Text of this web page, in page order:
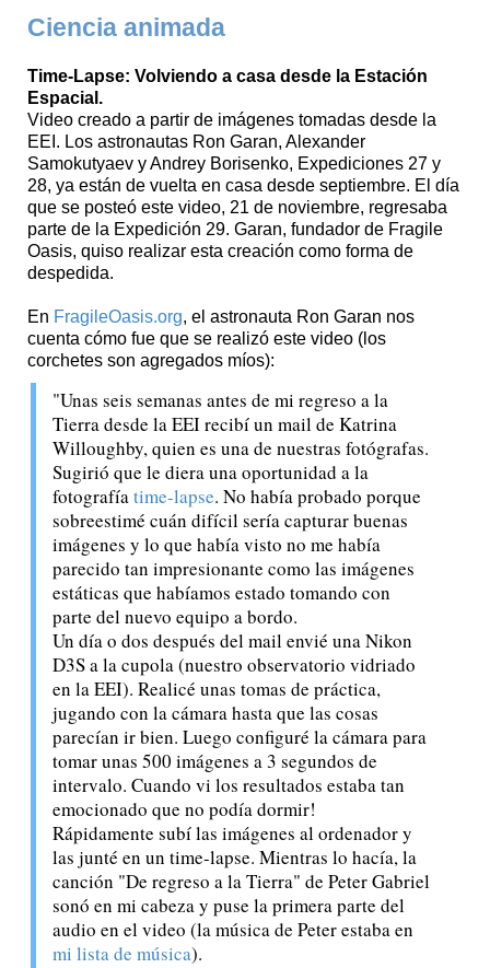
Ciencia animada
Time-Lapse: Volviendo a casa desde la Estación
Espacial.
Video creado a partir de imágenes tomadas desde la
EEI. Los astronautas Ron Garan, Alexander
Samokutyaev y Andrey Borisenko, Expediciones 27 y
28, ya están de vuelta en casa desde septiembre. El día
que se posteó este video, 21 de noviembre, regresaba
parte de la Expedición 29. Garan, fundador de Fragile
Oasis, quiso realizar esta creación como forma de
despedida.
En FragileOasis.org, el astronauta Ron Garan nos
cuenta cómo fue que se realizó este video (los
corchetes son agregados míos):
"Unas seis semanas antes de mi regreso a la
Tierra desde la EEI recibí un mail de Katrina
Willoughby, quien es una de nuestras fotógrafas.
Sugirió que le diera una oportunidad a la
fotografíatime-lapse. No había probado porque
sobreestimé cuán difícil sería capturar buenas
imágenes y lo que había visto no me había
parecido tan impresionante como las imágenes
estáticas que habíamos estado tomando con
parte del nuevo equipo a bordo.
Un día o dos después del mail envié una Nikon
D3S a la cupola (nuestro observatorio vidriado
en la EEI). Realicé unas tomas de práctica,
jugando con la cámara hasta que las cosas
parecían ir bien. Luego configuré la cámara para
tomar unas 500 imágenes a 3 segundos de
intervalo. Cuando vi los resultados estaba tan
emocionado que no podía dormir!
Rápidamente subí las imágenes al ordenador y
las junté en un time-lapse. Mientras lo hacía, la
canción "De regreso a la Tierra" de Peter Gabriel
sonó en mi cabeza y puse la primera parte del
audio en el video (la música de Peter estaba en
mi lista de música).